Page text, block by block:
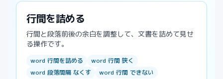
行間を詰める
行間と段落前後の余白を調整して、文書を詰めて見せ
る操作です。
word 行間を詰める
word 行間 狭く
word 段落間隔 なくす
word 行間 できない